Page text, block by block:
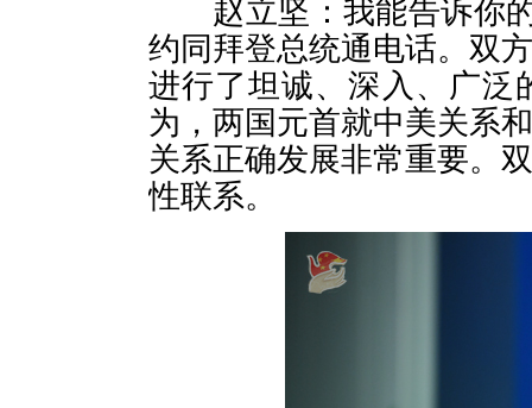
赵立坚：我能告诉你的
约同拜登总统通电话。双
进行了坦诚、深入、广泛
为，两国元首就中美关系
关系正确发展非常重要。
性联系。